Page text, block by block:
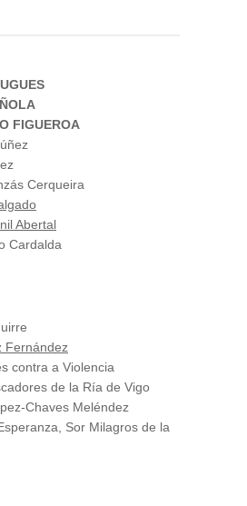
FIGUEROA
Cerqueira
Abertal
Cardalda
Fernández
contra a Violencia
de la Ría de Vigo
Chaves Meléndez
Sor Milagros de la